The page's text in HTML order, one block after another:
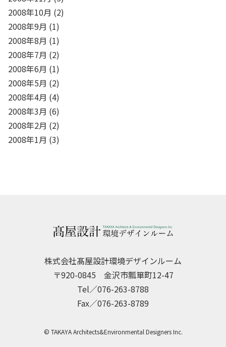
2008年10月 (2)
2008年9月 (1)
2008年8月 (1)
2008年7月 (2)
2008年6月 (1)
2008年5月 (2)
2008年4月 (4)
2008年3月 (6)
2008年2月 (2)
2008年1月 (3)
株式会社髙屋設計環境デザインルーム
〒920-0845 金沢市瓢箪町12-47
Tel／076-263-8788
Fax／076-263-8789
© TAKAYA Architects&Environmental Designers Inc.